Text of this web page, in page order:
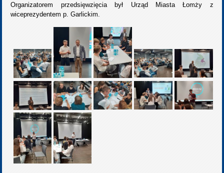
Organizatorem przedsięwzięcia był Urząd Miasta Łomży z
wiceprezydentem p. Garlickim.